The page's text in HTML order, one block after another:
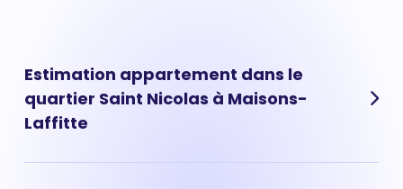
Estimation appartement dans le
quartier Saint Nicolas à Maisons-
Laffitte